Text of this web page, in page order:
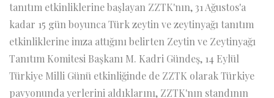
tanıtım etkinliklerine başlayan ZZTK'nın, 31 Ağustos'a
kadar 15 gün boyunca Türk zeytin ve zeytinyağı tanıtım
etkinliklerine imza attığını belirten Zeytin ve Zeytinyağı
Tanıtım Komitesi Başkanı M. Kadri Gündeş, 14 Eylül
Türkiye Milli Günü etkinliğinde de ZZTK olarak Türkiye
pavyonunda yerlerini aldıklarını, ZZTK'nın standının